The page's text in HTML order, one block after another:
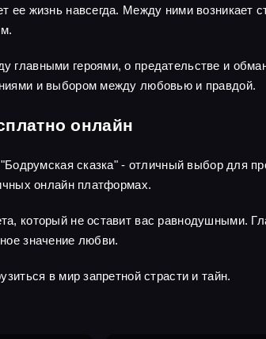
жизнь навсегда. Между ними возникает
героями, о предательстве и
и выбором между любовью и правдой.
онлайн
сказка" - отличный выбор для
онлайн платформах.
который не оставит вас равнодушными.
значение любви.
в мир запретной страсти и тайн.